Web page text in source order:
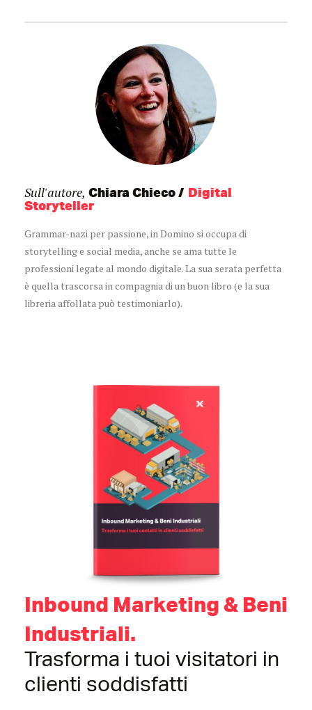
Sull'autore, Chiara Chieco
Digital
Storyteller
Grammar-nazi per passione, in Domino si occupa di
storytelling e social media, anche se ama tutte le
professioni legate al mondo digitale. La sua serata perfetta
è quella trascorsa in compagnia di un buon libro (e la sua
libreria affollata può testimoniarlo).
Inbound Marketing & Beni
Industriali.
Trasforma i tuoi visitatori in
clienti soddisfatti